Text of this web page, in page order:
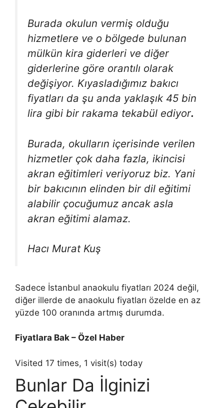
Burada okulun vermiş olduğu
hizmetlere ve o bölgede bulunan
mülkün kira giderleri ve diğer
giderlerine göre orantılı olarak
değişiyor. Kıyasladığımız bakıcı
fiyatları da şu anda yaklaşık 45 bin
lira gibi bir rakama tekabül ediyor.
Burada, okulların içerisinde verilen
hizmetler çok daha fazla, ikincisi
akran eğitimleri veriyoruz biz. Yani
bir bakıcının elinden bir dil eğitimi
alabilir çocuğumuz ancak asla
akran eğitimi alamaz.
Hacı Murat Kuş
Sadece İstanbul anaokulu fiyatları 2024 değil,
diğer illerde de anaokulu fiyatları özelde en az
yüzde 100 oranında artmış durumda.
Fiyatlara Bak – Özel Haber
Visited 17 times, 1 visit(s) today
Bunlar Da İlginizi